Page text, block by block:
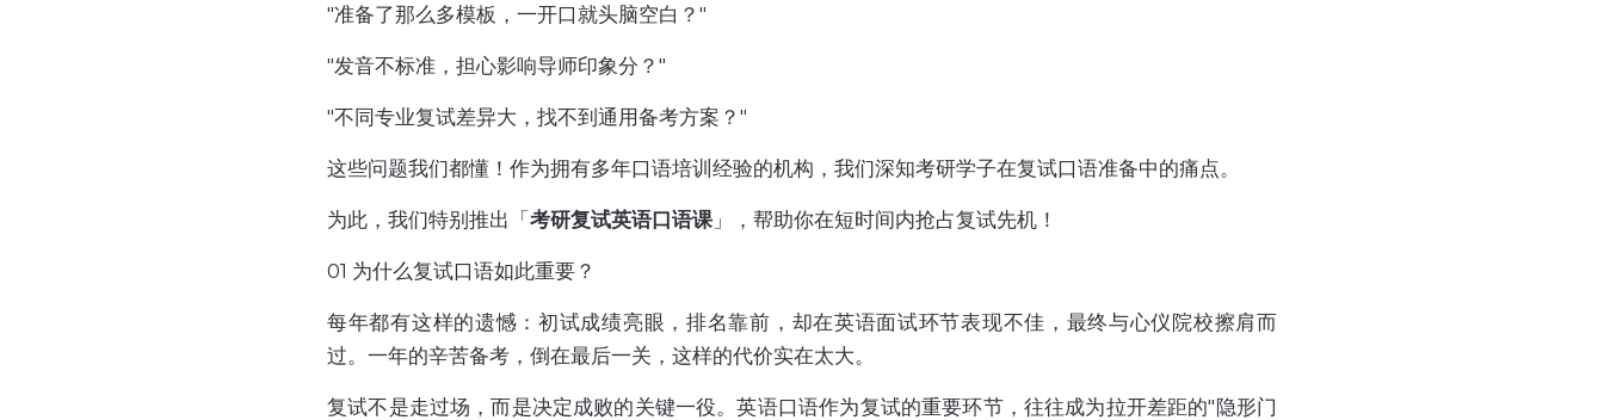
"准备了那么多模板，一开口就头脑空白？"
"发音不标准，担心影响导师印象分？"
"不同专业复试差异大，找不到通用备考方案？"
这些问题我们都懂！作为拥有多年口语培训经验的机构，我们深知考研学子在复试口语准备中的痛点。
为此，我们特别推出「 考研复试英语口语课 」，帮助你在短时间内抢占复试先机！
01 为什么复试口语如此重要？
每年都有这样的遗憾：初试成绩亮眼，排名靠前，却在英语面试环节表现不佳，最终与心仪院校擦肩而
过。一年的辛苦备考，倒在最后一关，这样的代价实在太大。
复试不是走过场，而是决定成败的关键一役。英语口语作为复试的重要环节，往往成为拉开差距的"隐形门